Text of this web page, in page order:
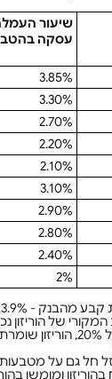
שיעור
עסקה
3.85%
3.30%
2.70%
2.20%
2.10%
3.10%
2.90%
2.80%
2.40%
2%
מהבנק - 3.9%.
של הוריזון
ה-14/06/2026 יירד במעל
חל גם על
ומומשו